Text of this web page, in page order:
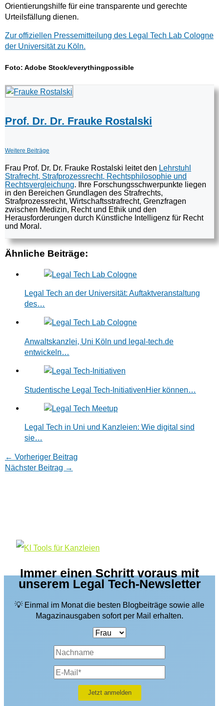
Orientierungshilfe für eine transparente und gerechte
Urteilsfällung dienen.
Zur offiziellen Pressemitteilung des Legal Tech Lab Cologne
der Universität zu Köln.
Foto: Adobe Stock/everythingpossible
Prof. Dr. Dr. Frauke Rostalski
Weitere Beiträge
Frau Prof. Dr. Dr. Frauke Rostalski leitet den Lehrstuhl
Strafrecht, Strafprozessrecht, Rechtsphilosophie und
Rechtsvergleichung. Ihre Forschungsschwerpunkte liegen
in den Bereichen Grundlagen des Strafrechts,
Strafprozessrecht, Wirtschaftsstrafrecht, Grenzfragen
zwischen Medizin, Recht und Ethik und den
Herausforderungen durch Künstliche Intelligenz für Recht
und Moral.
Ähnliche Beiträge:
Legal Tech an der Universität: Auftaktveranstaltung
des…
Anwaltskanzlei, Uni Köln und legal-tech.de
entwickeln…
Studentische Legal Tech-InitiativenHier können…
Legal Tech in Uni und Kanzleien: Wie digital sind
sie…
← Vorheriger Beitrag
Nächster Beitrag →
Immer einen Schritt voraus mit
unserem Legal Tech-Newsletter
💡 Einmal im Monat die besten Blogbeiträge sowie alle
Magazinausgaben sofort per Mail erhalten.